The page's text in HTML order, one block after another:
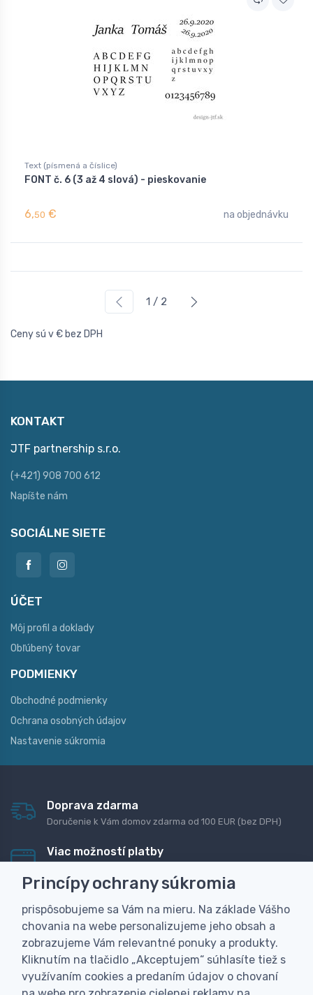
Text (písmená a číslice)
FONT č. 6 (3 až 4 slová) - pieskovanie
6,50 € na objednávku
1 / 2
Ceny sú v € bez DPH
KONTAKT
JTF partnership s.r.o.
(+421) 908 700 612
Napíšte nám
SOCIÁLNE SIETE
ÚČET
Môj profil a doklady
Obľúbený tovar
PODMIENKY
Obchodné podmienky
Ochrana osobných údajov
Nastavenie súkromia
Doprava zdarma
Doručenie k Vám domov zdarma od 100 EUR (bez DPH)
Viac možností platby
dobierku
Personalizácia
Vyrobíme Vám vlastný originálny darček
Skúsenosť
Široký sortiment, z ktorého Vám pomôžeme vybrať
Princípy ochrany súkromia
prispôsobujeme sa Vám na mieru. Na základe Vášho
chovania na webe personalizujeme jeho obsah a
zobrazujeme Vám relevantné ponuky a produkty.
Kliknutím na tlačidlo „Akceptujem“ súhlasíte tiež s
využívaním cookies a predaním údajov o chovaní